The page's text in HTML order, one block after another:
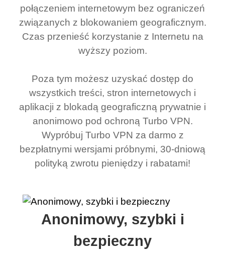
połączeniem internetowym bez ograniczeń
związanych z blokowaniem geograficznym.
Czas przenieść korzystanie z Internetu na
wyższy poziom.
Poza tym możesz uzyskać dostęp do
wszystkich treści, stron internetowych i
aplikacji z blokadą geograficzną prywatnie i
anonimowo pod ochroną Turbo VPN.
Wypróbuj Turbo VPN za darmo z
bezpłatnymi wersjami próbnymi, 30-dniową
polityką zwrotu pieniędzy i rabatami!
Anonimowy, szybki i
bezpieczny